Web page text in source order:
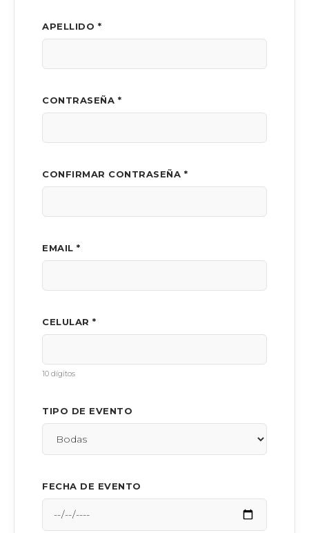
APELLIDO *
CONTRASEÑA *
CONFIRMAR CONTRASEÑA *
EMAIL *
CELULAR *
10 dígitos
TIPO DE EVENTO
FECHA DE EVENTO